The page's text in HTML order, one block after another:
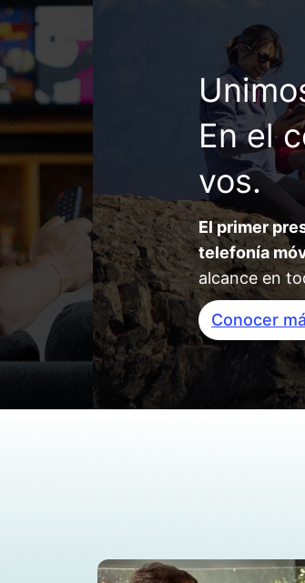
En el
vos.
El primer
telefonía
alcance en
Conocer